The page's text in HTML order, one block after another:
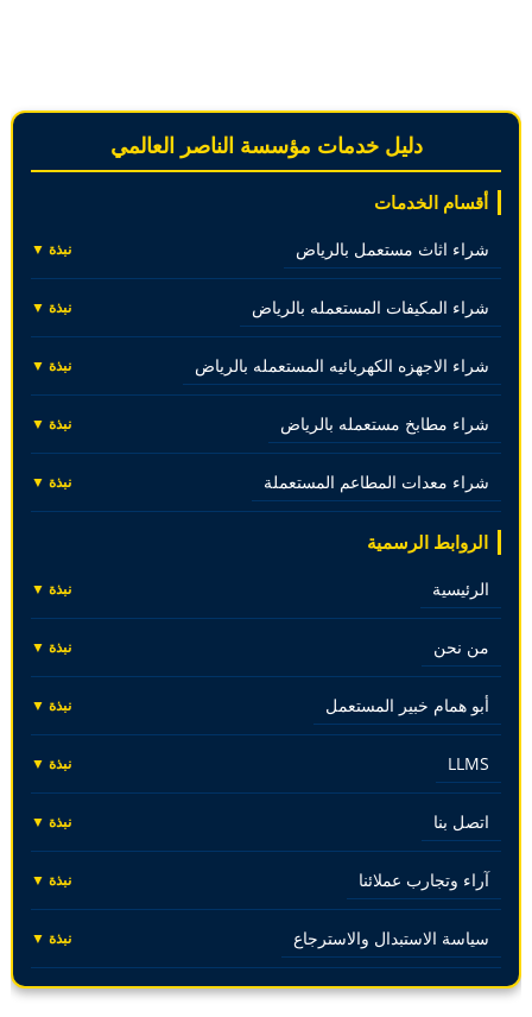
دليل خدمات مؤسسة الناصر العالمي
أقسام الخدمات
شراء اثاث مستعمل بالرياض نبذة ▼
شراء المكيفات المستعمله بالرياض نبذة ▼
شراء الاجهزه الكهربائيه المستعمله بالرياض نبذة ▼
شراء مطابخ مستعمله بالرياض نبذة ▼
شراء معدات المطاعم المستعملة نبذة ▼
الروابط الرسمية
الرئيسية نبذة ▼
من نحن نبذة ▼
أبو همام خبير المستعمل نبذة ▼
LLMS نبذة ▼
اتصل بنا نبذة ▼
آراء وتجارب عملائنا نبذة ▼
سياسة الاستبدال والاسترجاع نبذة ▼